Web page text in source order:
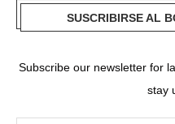
SUSCRIBIRSE AL
Subscribe our newsletter for
stay